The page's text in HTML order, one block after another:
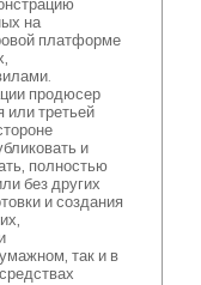
на
платформе
продюсер
или третьей
и
полностью
без других
и создания
так и в